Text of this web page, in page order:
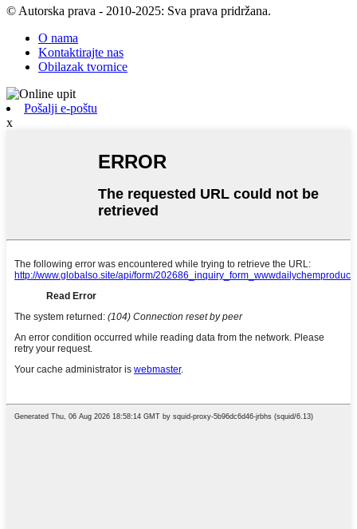
© Autorska prava - 2010-2025: Sva prava pridržana.
O nama
Kontaktirajte nas
Obilazak tvornice
Pošalji e-poštu
x